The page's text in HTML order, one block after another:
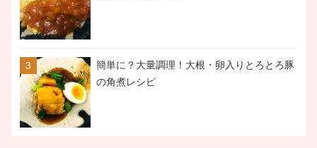
簡単に？大量調理！大根・卵入りとろとろ豚
の角煮レシピ